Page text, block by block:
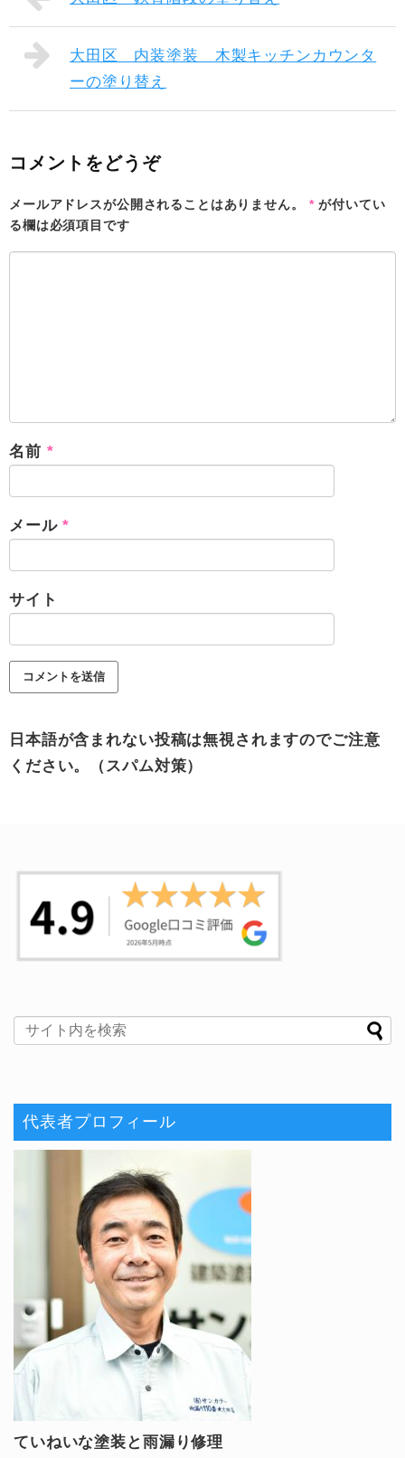
大田区 内装塗装 木製キッチンカウンタ
ーの塗り替え
コメントをどうぞ
メールアドレスが公開されることはありません。 *が付いてい
る欄は必須項目です
名前 *
メール*
サイト
日本語が含まれない投稿は無視されますのでご注意
ください。（スパム対策）
代表者プロフィール
ていねいな塗装と雨漏り修理